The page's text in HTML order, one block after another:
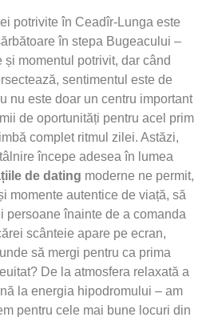
potrivite în Ceadîr-Lunga este
în stepa Bugeacului –
și momentul potrivit, dar când
sentimentul este de
nu este doar un centru important
de oportunități pentru acel prim
complet ritmul zilei. Astăzi,
începe adesea în lumea
de dating moderne ne permit,
momente autentice de viață, să
persoane înainte de a comanda
scânteie apare pe ecran,
să mergi pentru ca prima
De la atmosfera relaxată a
la energia hipodromului – am
pentru cele mai bune locuri din